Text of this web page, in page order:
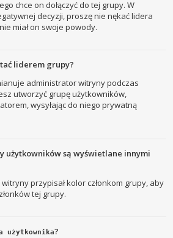
chce on dołączyć do tej grupy. W
decyzji, proszę nie nękać lidera
miał on swoje powody.
liderem grupy?
administrator witryny podczas
utworzyć grupę użytkowników,
wysyłając do niego prywatną
użytkowników są wyświetlane innymi
przypisał kolor członkom grupy, aby
tej grupy.
użytkownika?